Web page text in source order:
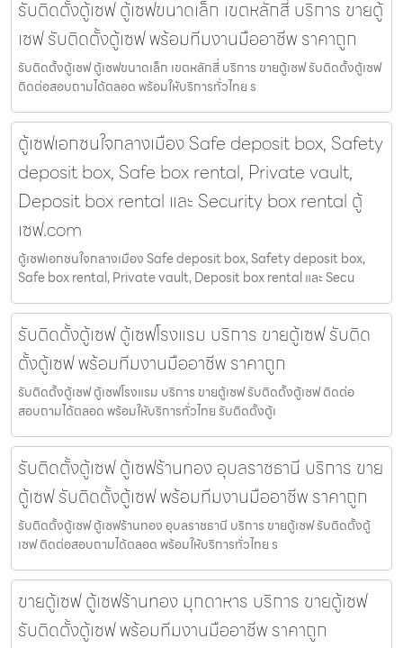
รับติดตั้งตู้เซฟ ตู้เซฟขนาดเล็ก เขตหลักสี่ บริการ ขายตู้
เซฟ รับติดตั้งตู้เซฟ พร้อมทีมงานมืออาชีพ ราคาถูก
รับติดตั้งตู้เซฟ ตู้เซฟขนาดเล็ก เขตหลักสี่ บริการ ขายตู้เซฟ รับติดตั้งตู้เซฟ
ติดต่อสอบถามได้ตลอด พร้อมให้บริการทั่วไทย ร
ตู้เซฟเอกชนใจกลางเมือง Safe deposit box, Safety
deposit box, Safe box rental, Private vault,
Deposit box rental และ Security box rental ตู้
เซฟ.com
ตู้เซฟเอกชนใจกลางเมือง Safe deposit box, Safety deposit box,
Safe box rental, Private vault, Deposit box rental และ Secu
รับติดตั้งตู้เซฟ ตู้เซฟโรงแรม บริการ ขายตู้เซฟ รับติด
ตั้งตู้เซฟ พร้อมทีมงานมืออาชีพ ราคาถูก
รับติดตั้งตู้เซฟ ตู้เซฟโรงแรม บริการ ขายตู้เซฟ รับติดตั้งตู้เซฟ ติดต่อ
สอบถามได้ตลอด พร้อมให้บริการทั่วไทย รับติดตั้งตู้เ
รับติดตั้งตู้เซฟ ตู้เซฟร้านทอง อุบลราชธานี บริการ ขาย
ตู้เซฟ รับติดตั้งตู้เซฟ พร้อมทีมงานมืออาชีพ ราคาถูก
รับติดตั้งตู้เซฟ ตู้เซฟร้านทอง อุบลราชธานี บริการ ขายตู้เซฟ รับติดตั้งตู้
เซฟ ติดต่อสอบถามได้ตลอด พร้อมให้บริการทั่วไทย ร
ขายตู้เซฟ ตู้เซฟร้านทอง มุกดาหาร บริการ ขายตู้เซฟ
รับติดตั้งตู้เซฟ พร้อมทีมงานมืออาชีพ ราคาถูก